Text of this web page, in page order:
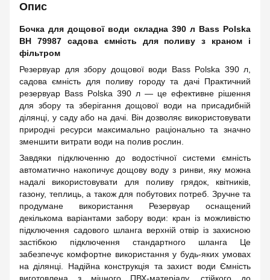
Опис
Бочка для дощової води складна 390 л Bass Polska
BH 79987 садова ємність для поливу з краном і
фільтром
Резервуар для збору дощової води Bass Polska 390 л,
садова ємність для поливу городу та дачі Практичний
резервуар Bass Polska 390 л — це ефективне рішення
для збору та зберігання дощової води на присадибній
ділянці, у саду або на дачі. Він дозволяє використовувати
природні ресурси максимально раціонально та значно
зменшити витрати води на полив рослин.
Завдяки підключенню до водостічної системи ємність
автоматично накопичує дощову воду з ринви, яку можна
надалі використовувати для поливу грядок, квітників,
газону, теплиць, а також для побутових потреб. Зручне та
продумане використання Резервуар оснащений
декількома варіантами забору води: кран із можливістю
підключення садового шланга верхній отвір із захисною
застібкою підключення стандартного шланга Це
забезпечує комфортне використання у будь-яких умовах
на ділянці. Надійна конструкція та захист води Ємність